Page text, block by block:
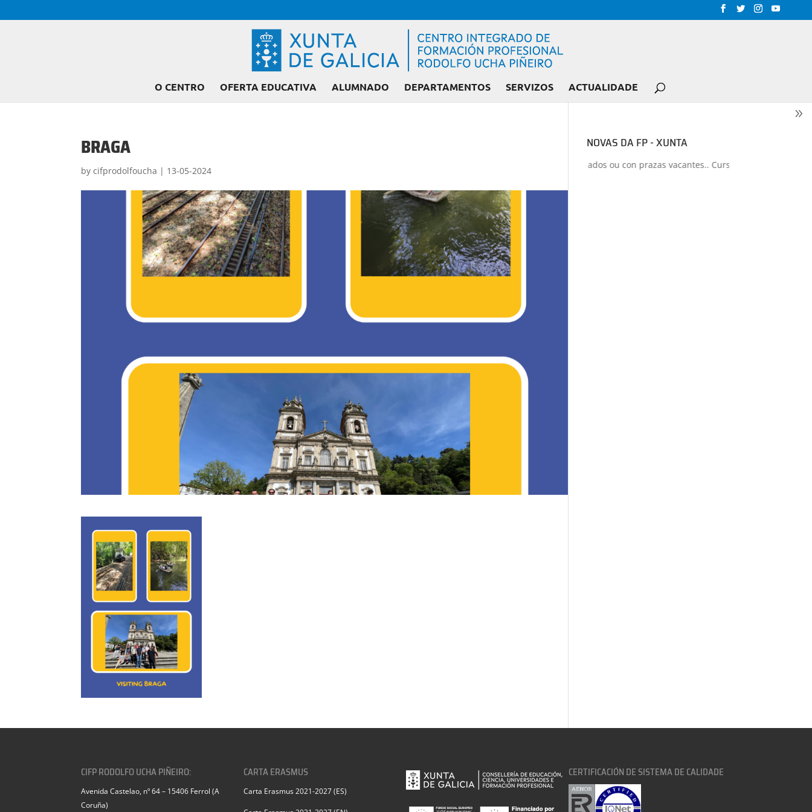
O CENTRO OFERTA EDUCATIVA ALUMNADO DEPARTAMENTOS SERVIZOS ACTUALIDADE
BRAGA
bycifprodolfoucha | 13-05-2024
NOVAS DA FP - XUNTA
Admisión FP: Ciclos liberados ou con prazas vacantes.. Curso 2026-2027
CIFP RODOLFO UCHA PIÑEIRO:
Avenida Castelao, nº 64 – 15406 Ferrol (A
Coruña)
CARTA ERASMUS
Carta Erasmus 2021-2027 (ES)
CERTIFICACIÓN DE SISTEMA DE CALIDADE